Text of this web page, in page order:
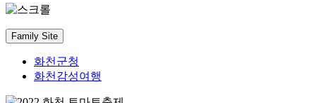
Family Site
화천군청
화천감성여행